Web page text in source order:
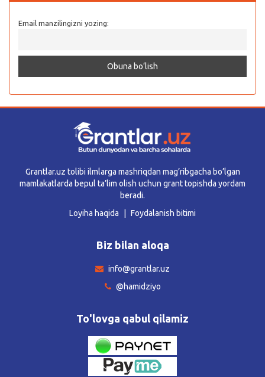
Email manzilingizni yozing:
Grantlar.uz tolibi ilmlarga mashriqdan mag’ribgacha bo’lgan
mamlakatlarda bepul ta’lim olish uchun grant topishda yordam
beradi.
Loyiha haqida
Foydalanish bitimi
Biz bilan aloqa
info@grantlar.uz
@hamidziyo
To'lovga qabul qilamiz